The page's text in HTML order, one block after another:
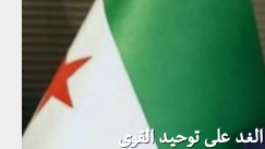
على توحيد القوى